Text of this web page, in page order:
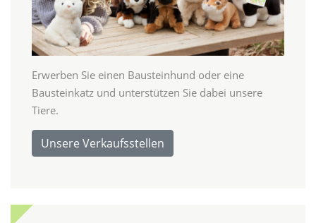
Erwerben Sie einen Bausteinhund oder eine
Bausteinkatz und unterstützen Sie dabei unsere
Tiere.
Unsere Verkaufsstellen